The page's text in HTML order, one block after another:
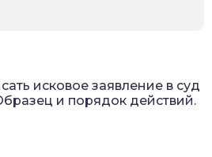
исковое заявление в суд
и порядок действий.